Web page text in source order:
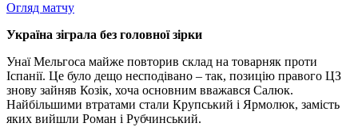
Огляд матчу
Україна зіграла без головної зірки
Унаї Мельгоса майже повторив склад на товарняк проти
Іспанії. Це було дещо несподівано – так, позицію правого ЦЗ
знову зайняв Козік, хоча основним вважався Салюк.
Найбільшими втратами стали Крупський і Ярмолюк, замість
яких вийшли Роман і Рубчинський.